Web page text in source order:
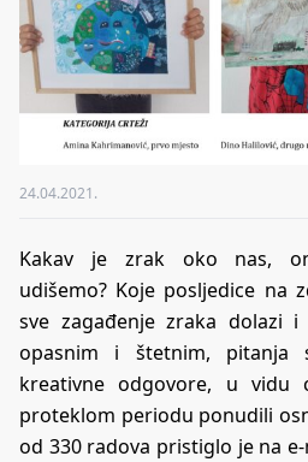
24.04.2021.
Kakav je zrak oko nas,
udišemo? Koje posljedice na
sve zagađenje zraka dolazi
opasnim i štetnim,
kreativne odgovore, u
proteklom periodu ponudili
od 330 radova pristiglo je na